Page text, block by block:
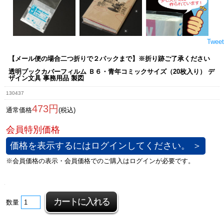
Tweet
【メール便の場合二つ折りで２パックまで】※折り跡ご了承ください
透明ブックカバーフィルム Ｂ６・青年コミックサイズ（20枚入り） デ
ザイン文具 事務用品 製図
130437
通常価格473円 (税込)
価格を表示するにはログインしてください。 ＞
数量